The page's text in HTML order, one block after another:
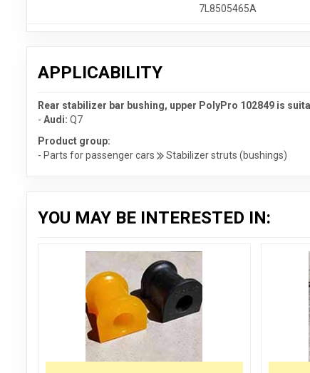
7L8505465A
APPLICABILITY
Rear stabilizer bar bushing, upper PolyPro 102849 is
- Audi: Q7
Product group:
- Parts for passenger cars
Stabilizer struts (bushings)
YOU MAY BE INTERESTED IN: